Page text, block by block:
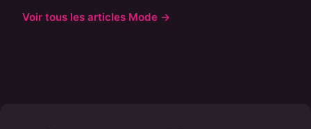
Voir tous les articles Mode →